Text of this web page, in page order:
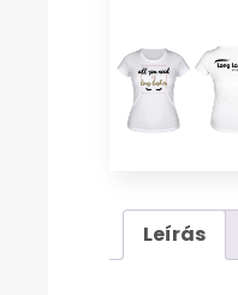
Leírás